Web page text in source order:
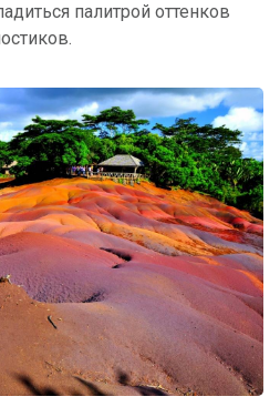
палитрой оттенков